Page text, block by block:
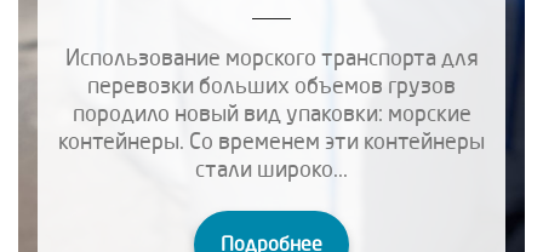
Использование морского транспорта для
перевозки больших объемов грузов
породило новый вид упаковки: морские
контейнеры. Со временем эти контейнеры
стали широко...
Подробнее